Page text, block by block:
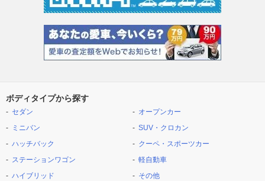
ボディタイプから探す
セダン
ミニバン
ハッチバック
ステーションワゴン
ハイブリッド
オープンカー
SUV・クロカン
クーペ・スポーツカー
軽自動車
その他